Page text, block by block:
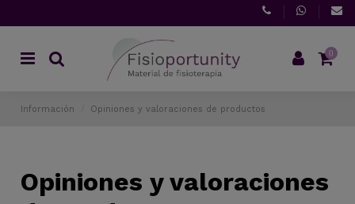
0
Información Opiniones y valoraciones de productos
Opiniones y valoraciones